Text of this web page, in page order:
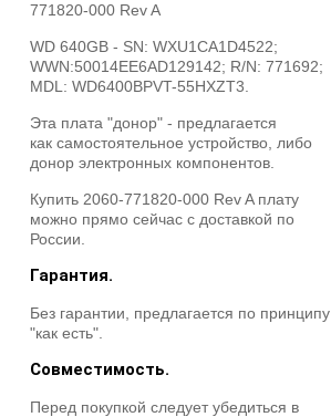
771820-000 Rev A
WD 640GB - SN: WXU1CA1D4522;
WWN:50014EE6AD129142; R/N: 771692;
MDL: WD6400BPVT-55HXZT3.
Эта плата "донор" - предлагается
как самостоятельное устройство, либо
донор электронных компонентов.
Купить 2060-771820-000 Rev A плату
можно прямо сейчас с доставкой по
России.
Гарантия.
Без гарантии, предлагается по принципу
"как есть".
Совместимость.
Перед покупкой следует убедиться в